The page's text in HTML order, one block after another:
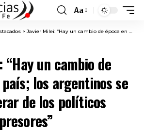
Font
Resizer
Aa
> Javier Milei: “Hay un cambio de época en el país; los argentinos se quieren liberar de los políticos chorros y opresores”
un cambio de
los argentinos se
de los políticos